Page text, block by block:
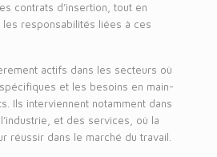
contrats d’insertion, tout en
responsabilités liées à ces
actifs dans les secteurs où
et les besoins en main-
Ils interviennent notamment dans
et des services, où la
réussir dans le marché du travail.